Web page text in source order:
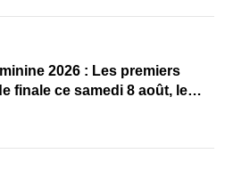
2026 : Les premiers
finale ce samedi 8 août, le